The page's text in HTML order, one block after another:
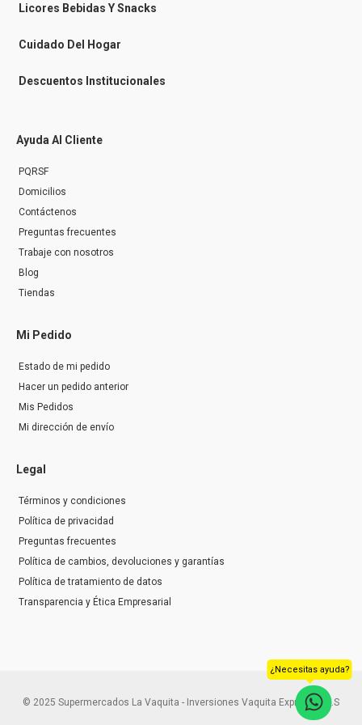
n
g
r
Licores Bebidas Y Snacks
Cuidado Del Hogar
Descuentos Institucionales
Ayuda Al Cliente
PQRSF
Domicilios
Contáctenos
Preguntas frecuentes
Trabaje con nosotros
Blog
Tiendas
Mi Pedido
Estado de mi pedido
Hacer un pedido anterior
Mis Pedidos
Mi dirección de envío
Legal
Términos y condiciones
Política de privacidad
Preguntas frecuentes
Política de cambios, devoluciones y garantías
Política de tratamiento de datos
Transparencia y Ética Empresarial
© 2025 Supermercados La Vaquita - Inversiones Vaquita Express S.A.S
¿Necesitas ayuda?